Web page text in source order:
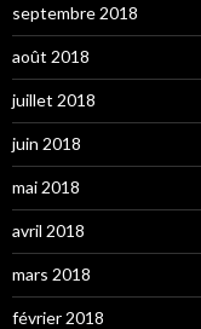
septembre 2018
août 2018
juillet 2018
juin 2018
mai 2018
avril 2018
mars 2018
février 2018